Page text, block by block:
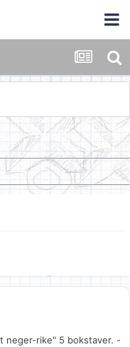
neger-rike" 5 bokstaver. -